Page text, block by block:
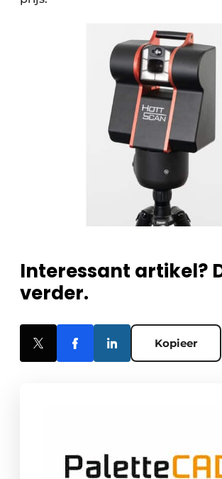
Interessant artikel?
verder.
Kopieer